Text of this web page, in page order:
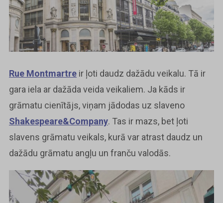
Rue Montmartre ir ļoti daudz dažādu veikalu. Tā ir
gara iela ar dažāda veida veikaliem. Ja kāds ir
grāmatu cienītājs, viņam jādodas uz slaveno
Shakespeare&Company. Tas ir mazs, bet ļoti
slavens grāmatu veikals, kurā var atrast daudz un
dažādu grāmatu angļu un franču valodās.